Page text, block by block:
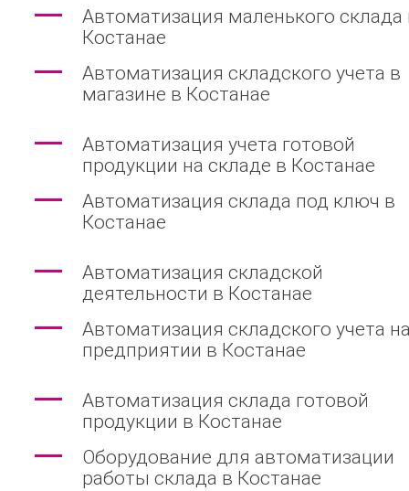
Автоматизация маленького склада
Костанае
Автоматизация складского учета в
магазине в Костанае
Автоматизация учета готовой
продукции на складе в Костанае
Автоматизация склада под ключ в
Костанае
Автоматизация складской
деятельности в Костанае
Автоматизация складского учета
предприятии в Костанае
Автоматизация склада готовой
продукции в Костанае
Оборудование для автоматизации
работы склада в Костанае